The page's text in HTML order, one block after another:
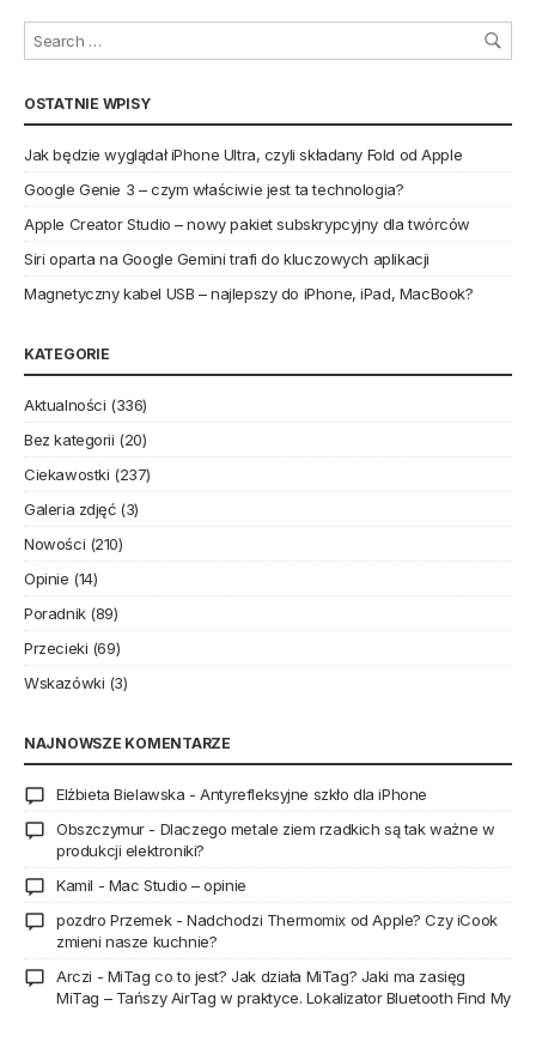
OSTATNIE WPISY
Jak będzie wyglądał iPhone Ultra, czyli składany Fold od Apple
Google Genie 3 – czym właściwie jest ta technologia?
Apple Creator Studio – nowy pakiet subskrypcyjny dla twórców
Siri oparta na Google Gemini trafi do kluczowych aplikacji
Magnetyczny kabel USB – najlepszy do iPhone, iPad, MacBook?
KATEGORIE
Aktualności (336)
Bez kategorii (20)
Ciekawostki (237)
Galeria zdjęć(3)
Nowości (210)
Opinie (14)
Poradnik(89)
Przecieki (69)
Wskazówki (3)
NAJNOWSZE KOMENTARZE
Elżbieta Bielawska -Antyrefleksyjne szkło dla iPhone
Obszczymur- Dlaczego metale ziem rzadkich są tak ważne w
produkcji elektroniki?
Kamil - Mac Studio – opinie
pozdro Przemek- Nadchodzi Thermomix od Apple? Czy iCook
zmieni nasze kuchnie?
Arczi - MiTag co to jest? Jak działa MiTag? Jaki ma zasięg
MiTag – Tańszy AirTag w praktyce. Lokalizator Bluetooth Find My